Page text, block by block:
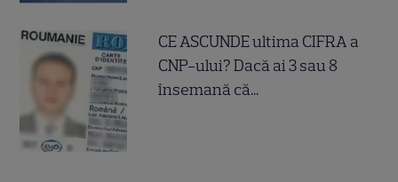
CE ASCUNDE ultima CIFRA a
CNP-ului? Dacă ai 3 sau 8
însemană că...